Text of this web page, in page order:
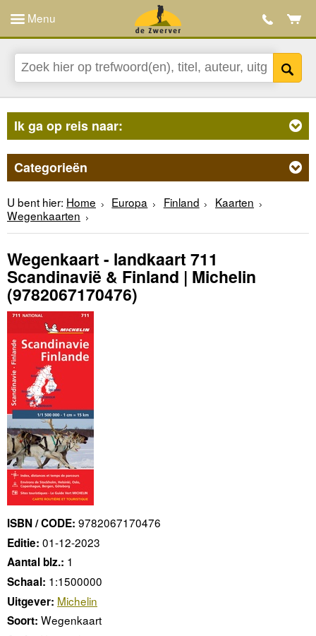
Menu
Ik ga op reis naar:
Categorieën
U bent hier: Home Europa Finland
Kaarten
Wegenkaarten
Wegenkaart - landkaart 711
Scandinavië & Finland | Michelin
(9782067170476)
ISBN / CODE: 9782067170476
Editie: 01-12-2023
Aantal blz.: 1
Schaal: 1:1500000
Uitgever: Michelin
Soort: Wegenkaart